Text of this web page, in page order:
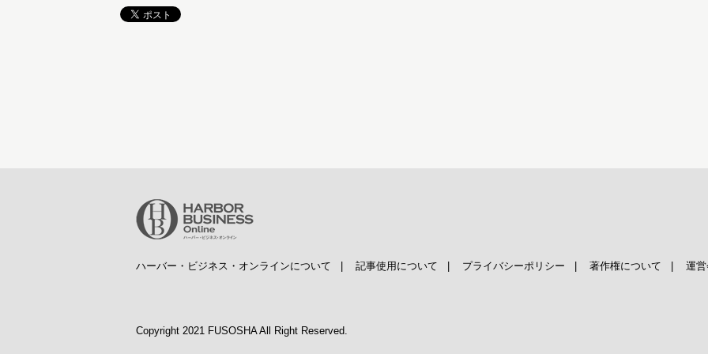
ハーバー・ビジネス・オンラインについて 記事使用について プライバシーポリシー 著作権について 運
Copyright 2021 FUSOSHA All Right Reserved.